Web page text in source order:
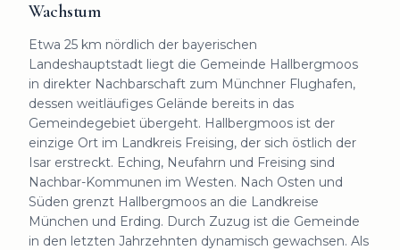
Wachstum
Etwa 25 km nördlich der bayerischen
Landeshauptstadt liegt die Gemeinde Hallbergmoos
in direkter Nachbarschaft zum Münchner Flughafen,
dessen weitläufiges Gelände bereits in das
Gemeindegebiet übergeht. Hallbergmoos ist der
einzige Ort im Landkreis Freising, der sich östlich der
Isar erstreckt. Eching, Neufahrn und Freising sind
Nachbar-Kommunen im Westen. Nach Osten und
Süden grenzt Hallbergmoos an die Landkreise
München und Erding. Durch Zuzug ist die Gemeinde
in den letzten Jahrzehnten dynamisch gewachsen. Als